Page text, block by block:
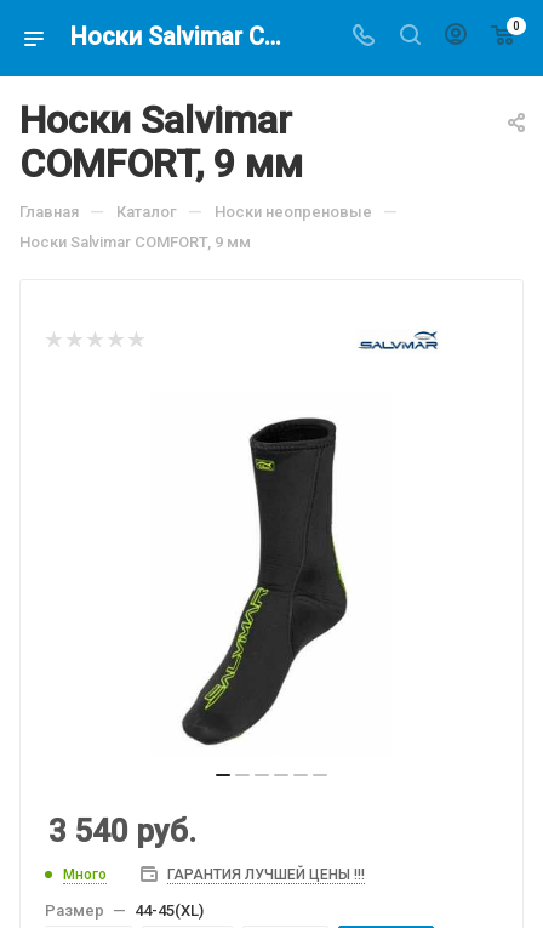
Носки Salvimar COMFORT, 9 мм, по цене 3540 руб, купить в интернет-магазине подводной охоты Водолаз.РФ в Москве. - 0
Носки Salvimar
COMFORT, 9 мм
Главная — Каталог — Носки неопреновые —
Носки Salvimar COMFORT, 9 мм
3 540 руб.
Много ГАРАНТИЯ ЛУЧШЕЙ ЦЕНЫ !!!
Размер — 44-45(XL)